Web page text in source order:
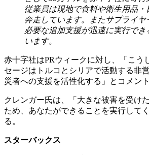
従業員は現地で食料や衛生用品・
奔走しています。またサプライヤ
必要な追加支援が迅速に実行でき
います。
赤十字社はPRウィークに対し、「こう
セージはトルコとシリアで活動する非
災者への支援を活性化する」とコメント
クレンガー氏は、「大きな被害を受け
ため、あなたができることを実行して
る。
スターバックス